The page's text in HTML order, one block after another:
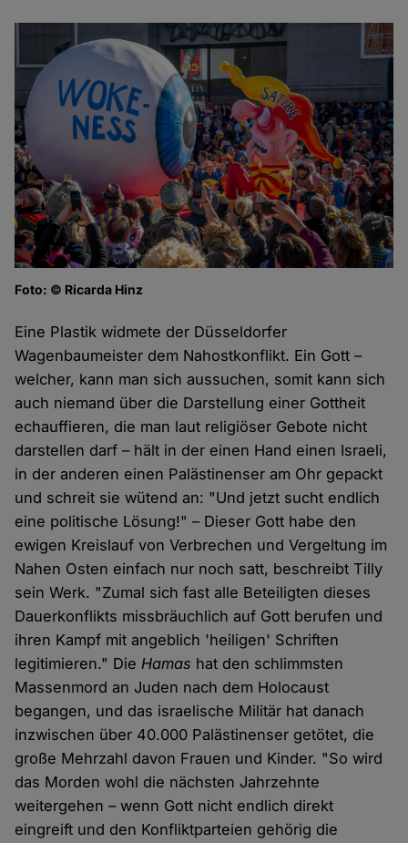
Foto: © Ricarda Hinz
Eine Plastik widmete der Düsseldorfer
Wagenbaumeister dem Nahostkonflikt. Ein Gott –
welcher, kann man sich aussuchen, somit kann sich
auch niemand über die Darstellung einer Gottheit
echauffieren, die man laut religiöser Gebote nicht
darstellen darf – hält in der einen Hand einen Israeli,
in der anderen einen Palästinenser am Ohr gepackt
und schreit sie wütend an: "Und jetzt sucht endlich
eine politische Lösung!" – Dieser Gott habe den
ewigen Kreislauf von Verbrechen und Vergeltung im
Nahen Osten einfach nur noch satt, beschreibt Tilly
sein Werk. "Zumal sich fast alle Beteiligten dieses
Dauerkonflikts missbräuchlich auf Gott berufen und
ihren Kampf mit angeblich 'heiligen' Schriften
legitimieren." DieHamas hat den schlimmsten
Massenmord an Juden nach dem Holocaust
begangen, und das israelische Militär hat danach
inzwischen über 40.000 Palästinenser getötet, die
große Mehrzahl davon Frauen und Kinder. "So wird
das Morden wohl die nächsten Jahrzehnte
weitergehen ­­­­– wenn Gott nicht endlich direkt
eingreift und den Konfliktparteien gehörig die